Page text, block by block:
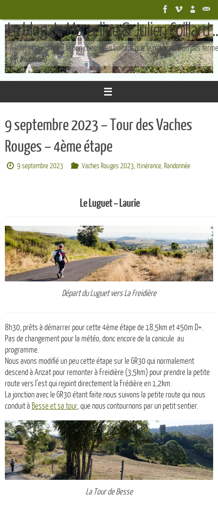
contenu
Le blog de Marceline & Julien Coillard
Il vaut mieux suivre le bon chemin en boîtant que le mauvais d'un pas ferme
(St Augustin)
9 septembre 2023 – Tour des Vaches
Rouges – 4ème étape
9 septembre 2023 .Vaches Rouges 2023, Itinérance, Randonnée
Le Luguet – Laurie
Départ du Luguet vers La Freidière
8h30, prêts à démarrer pour cette 4ème étape de 18,5km et 450m D+.
Pas de changement pour la météo, donc encore de la canicule au
programme.
Nous avons modifié un peu cette étape sur le GR30 qui normalement
descend à Anzat pour remonter à Freidière (3,5km) pour prendre la petite
route vers l’est qui rejoint directement la Frédière en 1,2km.
La jonction avec le GR30 étant faite nous suivons la petite route qui nous
conduit à Besse et sa tour, que nous contournons par un petit sentier.
La Tour de Besse